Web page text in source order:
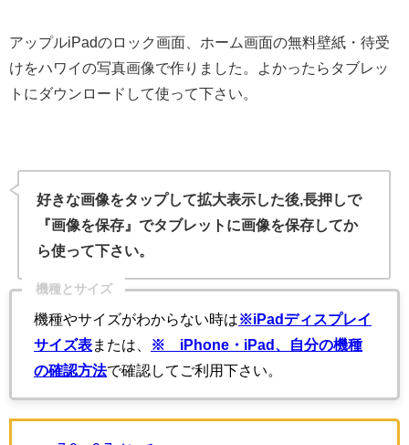
アップルiPadのロック画面、ホーム画面の無料壁紙・待受
けをハワイの写真画像で作りました。よかったらタブレッ
トにダウンロードして使って下さい。
好きな画像をタップして拡大表示した後,長押しで
『画像を保存』でタブレットに画像を保存してか
ら使って下さい。
機種とサイズ
機種やサイズがわからない時は※iPadディスプレイ
サイズ表または、
※ iPhone・iPad、自分の機種
の確認方法で確認してご利用下さい。